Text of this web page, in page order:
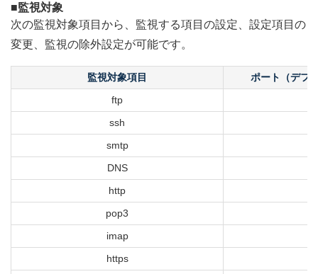
■監視対象
次の監視対象項目から、監視する項目の設定、設定項目の
変更、監視の除外設定が可能です。
監視対象項目
ポート（デフ
ftp
ssh
smtp
DNS
http
pop3
imap
https